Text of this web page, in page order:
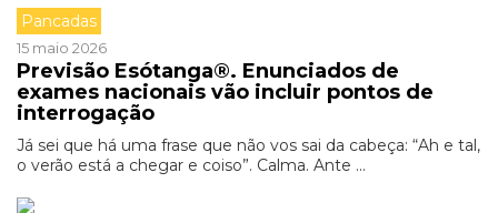
Pancadas
15 maio 2026
Previsão Esótanga®. Enunciados de
exames nacionais vão incluir pontos de
interrogação
Já sei que há uma frase que não vos sai da cabeça: “Ah e tal,
o verão está a chegar e coiso”. Calma. Ante ...